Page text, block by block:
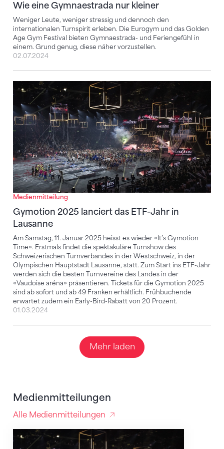
Wie eine Gymnaestrada nur kleiner
Weniger Leute, weniger stressig und dennoch den
internationalen Turnspirit erleben. Die Eurogym und das Golden
Age Gym Festival bieten Gymnaestrada- und Feriengefühl in
einem. Grund genug, diese näher vorzustellen.
02.07.2024
Medienmitteilung
Gymotion 2025 lanciert das ETF-Jahr in
Lausanne
Am Samstag, 11. Januar 2025 heisst es wieder «It’s Gymotion
Time». Erstmals findet die spektakuläre Turnshow des
Schweizerischen Turnverbandes in der Westschweiz, in der
Olympischen Hauptstadt Lausanne, statt. Zum Start ins ETF-Jahr
werden sich die besten Turnvereine des Landes in der
«Vaudoise aréna» präsentieren. Tickets für die Gymotion 2025
sind ab sofort und ab 49 Franken erhältlich. Frühbuchende
erwartet zudem ein Early-Bird-Rabatt von 20 Prozent.
Gymotion 2025 lanciert das ETF-Jahr in Lausanne
01.03.2024
Mehr laden
Medienmitteilungen
Alle Medienmitteilungen
Gymotion 2025 lanciert das ETF-Jahr in Lausanne